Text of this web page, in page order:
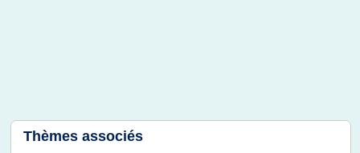
Thèmes associés